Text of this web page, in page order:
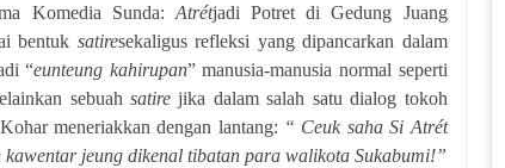
Komedia Sunda: Atrétjadi Potret di Gedung Juang
bentuk satiresekaligus refleksi yang dipancarkan dalam
“eunteung kahirupan” manusia-manusia normal seperti
sebuahsatire jika dalam salah satu dialog tokoh
meneriakkan dengan lantang: “ Ceuk saha Si Atrét
jeung dikenal tibatan para walikota Sukabumi!”